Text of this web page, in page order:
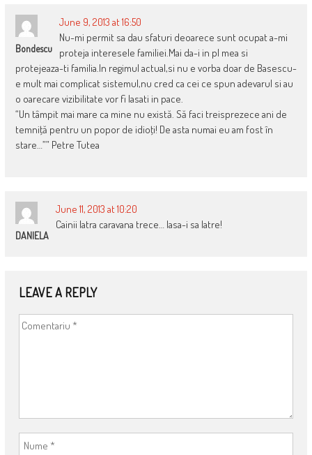
Bondescu
June 9, 2013 at 16:50
Nu-mi permit sa dau sfaturi deoarece sunt ocupat a-mi
proteja interesele familiei.Mai da-i in pl mea si
protejeaza-ti familia.In regimul actual,si nu e vorba doar de Basescu-
e mult mai complicat sistemul,nu cred ca cei ce spun adevarul si au
o oarecare vizibilitate vor fi lasati in pace.
“Un tâmpit mai mare ca mine nu există. Să faci treisprezece ani de
temniţă pentru un popor de idioţi! De asta numai eu am fost în
stare…”” Petre Tutea
DANIELA
June 11, 2013 at 10:20
Cainii latra caravana trece… lasa-i sa latre!
LEAVE A REPLY